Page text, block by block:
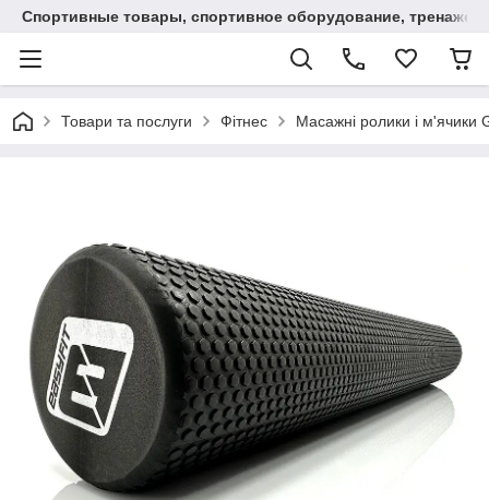
Спортивные товары, спортивное оборудование,
Товари та послуги Фітнес Масажні ролики і м'ячики